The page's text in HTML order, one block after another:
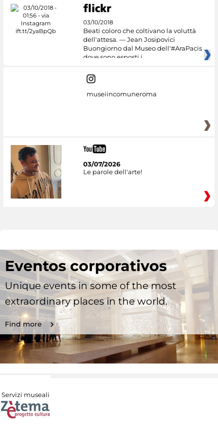
03/10/2018
Beati coloro che coltivano la voluttà
dell'attesa. — Jean Josipovici
Buongiorno dal Museo dell'#AraPacis
dove sono esposti i
museiincomuneroma
03/07/2026
Le parole dell'arte!
Eventos corporativos
Unique events in some of the most
extraordinary places in the world.
Find more
Servizi museali